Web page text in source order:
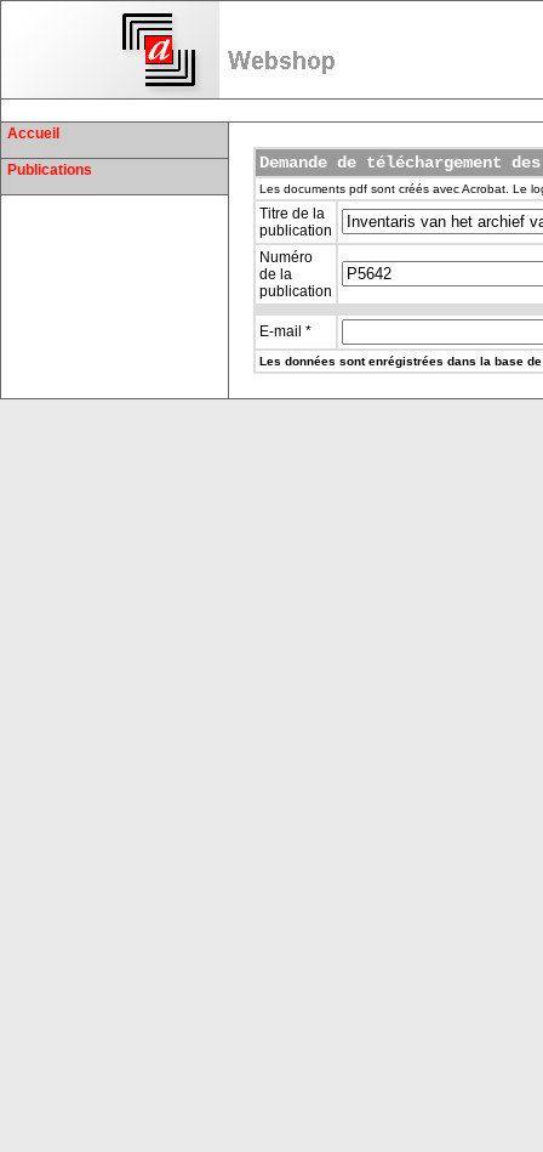
Accueil
Publications Demande de téléchargement
Les documents pdf sont créés avec Acrobat. Le
Titre de la
publication
Numéro
de la
publication
E-mail *
Les données sont enrégistrées dans la base